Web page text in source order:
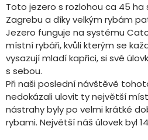
Toto jezero s rozlohou ca 45 ha
Zagrebu a díky velkým rybám
Jezero funguje na systému
místní rybáři, kvůli kterým se
vysazují mladí kapřici, si své
s sebou.
Při naši poslední návštěvě
nedokázali ulovit ty největší
nástrahy byly po velmi krátké
rybami. Největší náš úlovek byl